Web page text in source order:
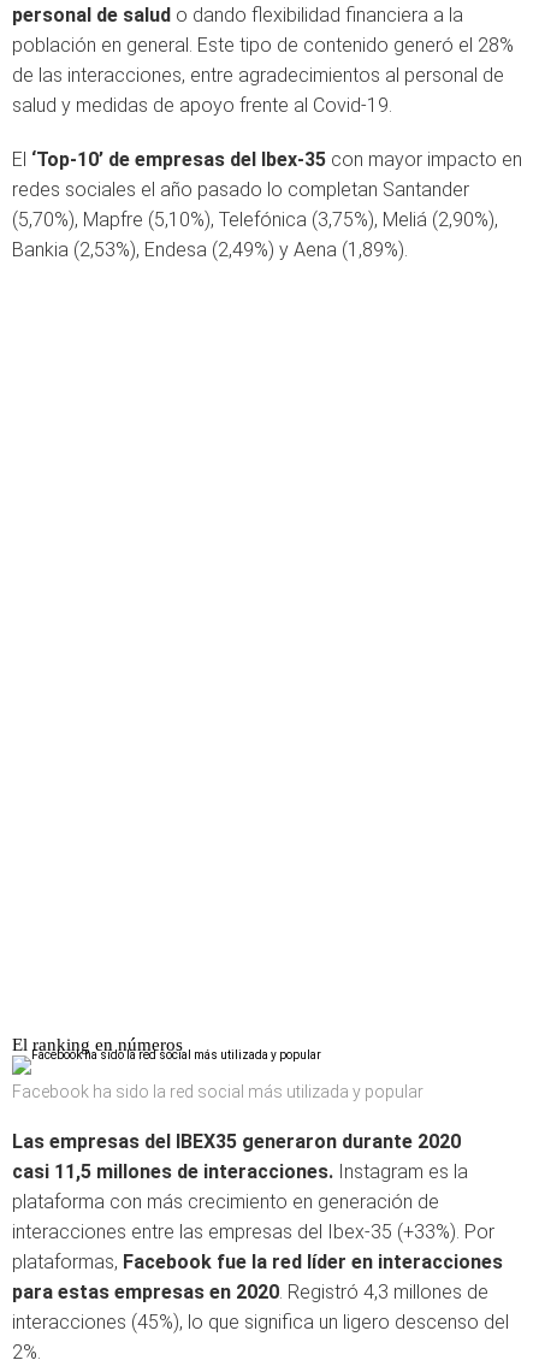
personal de salud o dando flexibilidad financiera a la
población en general. Este tipo de contenido generó el 28%
de las interacciones, entre agradecimientos al personal de
salud y medidas de apoyo frente al Covid-19.
El ‘Top-10’ de empresas del Ibex-35 con mayor impacto en
redes sociales el año pasado lo completan Santander
(5,70%), Mapfre (5,10%), Telefónica (3,75%), Meliá (2,90%),
Bankia (2,53%), Endesa (2,49%) y Aena (1,89%).
El ranking en números
Facebook ha sido la red social más utilizada y popular
Las empresas del IBEX35 generaron durante 2020
casi 11,5 millones de interacciones. Instagram es la
plataforma con más crecimiento en generación de
interacciones entre las empresas del Ibex-35 (+33%). Por
plataformas, Facebook fue la red líder en interacciones
para estas empresas en 2020. Registró 4,3 millones de
interacciones (45%), lo que significa un ligero descenso del
2%.